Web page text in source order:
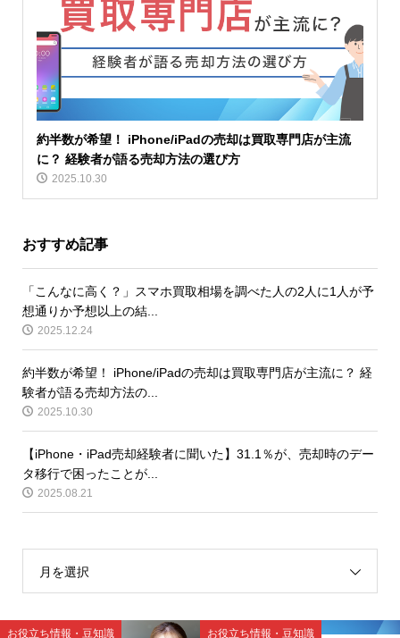
約半数が希望！ iPhone/iPadの売却は買取専門店が主流
に？ 経験者が語る売却方法の選び方
2025.10.30
おすすめ記事
「こんなに高く？」スマホ買取相場を調べた人の2人に1人が予
想通りか予想以上の結...
2025.12.24
約半数が希望！ iPhone/iPadの売却は買取専門店が主流に？ 経
験者が語る売却方法の...
2025.10.30
【iPhone・iPad売却経験者に聞いた】31.1％が、売却時のデー
タ移行で困ったことが...
2025.08.21
月を選択
お役立ち情報・豆知識 お役立ち情報・豆知識